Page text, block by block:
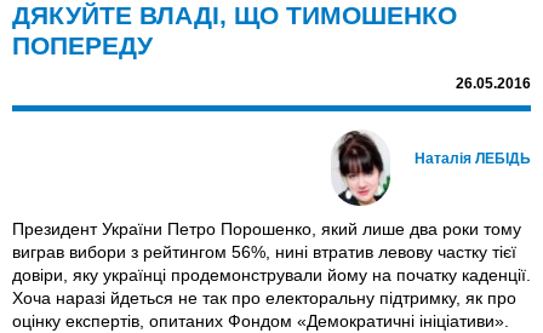
ДЯКУЙТЕ ВЛАДІ, ЩО ТИМОШЕНКО
ПОПЕРЕДУ
26.05.2016
Наталія ЛЕБІДЬ
Президент України Петро Порошенко, який лише два роки тому
виграв вибори з рейтингом 56%, нині втратив левову частку тієї
довіри, яку українці продемонстрували йому на початку каденції.
Хоча наразі йдеться не так про електоральну підтримку, як про
оцінку експертів, опитаних Фондом «Демократичні ініціативи».